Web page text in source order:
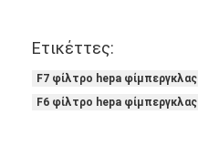
Σχετικά με εμάς
Ετικέττες:
F7 φίλτρο hepa φίμπεργκλας
F6 φίλτρο hepa φίμπεργκλας